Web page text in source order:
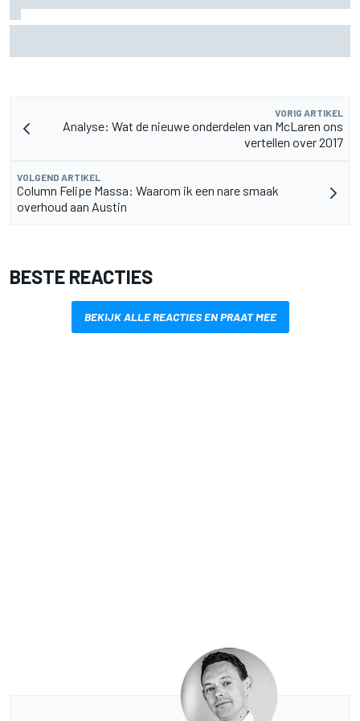
VORIG ARTIKEL
Analyse: Wat de nieuwe onderdelen van McLaren ons
vertellen over 2017
VOLGEND ARTIKEL
Column Felipe Massa: Waarom ik een nare smaak
overhoud aan Austin
BESTE REACTIES
BEKIJK ALLE REACTIES EN PRAAT MEE